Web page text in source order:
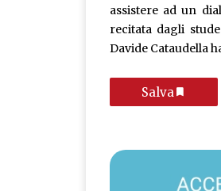
assistere ad un
recitata dagli
Davide Cataudella
Salva